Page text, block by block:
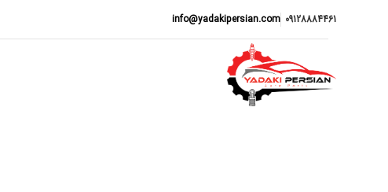
09128884461
info@yadakipersian.com